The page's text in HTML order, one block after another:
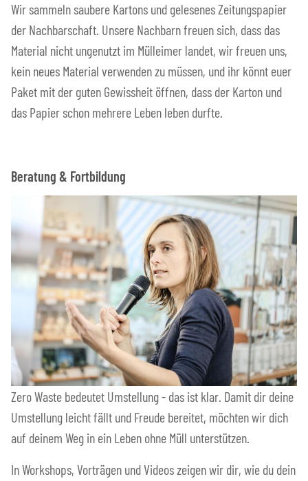
Wir sammeln saubere Kartons und gelesenes Zeitungspapier
der Nachbarschaft. Unsere Nachbarn freuen sich, dass das
Material nicht ungenutzt im Mülleimer landet, wir freuen uns,
kein neues Material verwenden zu müssen, und ihr könnt euer
Paket mit der guten Gewissheit öffnen, dass der Karton und
das Papier schon mehrere Leben leben durfte.
Beratung & Fortbildung
Zero Waste bedeutet Umstellung - das ist klar. Damit dir deine
Umstellung leicht fällt und Freude bereitet, möchten wir dich
auf deinem Weg in ein Leben ohne Müll unterstützen.
In Workshops, Vorträgen und Videos zeigen wir dir, wie du dein